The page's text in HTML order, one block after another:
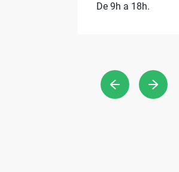
De 9h a 18h.